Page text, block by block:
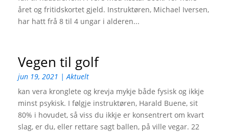
året og fritidskortet gjeld. Instruktøren, Michael Iversen,
har hatt frå 8 til 4 ungar i alderen...
Vegen til golf
jun 19, 2021 |Aktuelt
kan vera kronglete og krevja mykje både fysisk og ikkje
minst psykisk. I følgje instruktøren, Harald Buene, sit
80% i hovudet, så viss du ikkje er konsentrert om kvart
slag, er du, eller rettare sagt ballen, på ville vegar. 22